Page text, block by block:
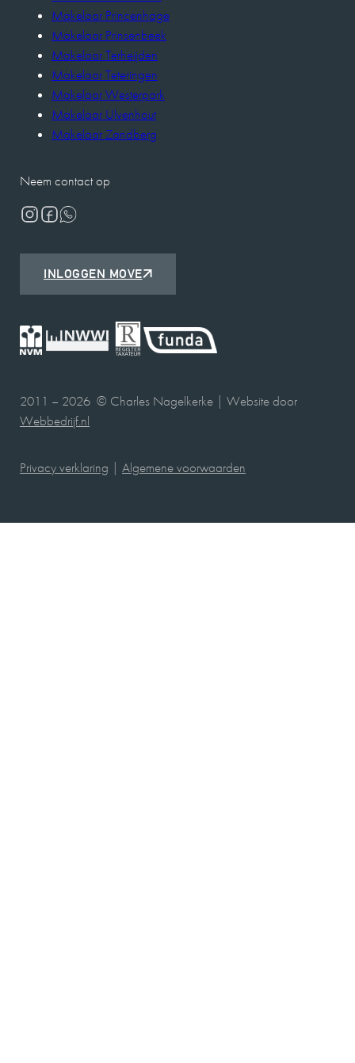
Makelaar Princenhage
Makelaar Prinsenbeek
Makelaar Terheijden
Makelaar Teteringen
Makelaar Westerpark
Makelaar Ulvenhout
Makelaar Zandberg
Neem contact op
INLOGGEN MOVE
2011 – 2026 © Charles Nagelkerke | Website door
Webbedrijf.nl
Privacy verklaring Algemene voorwaarden